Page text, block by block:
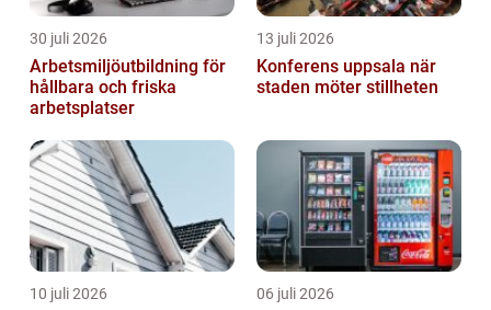
30 juli 2026
Arbetsmiljöutbildning för
hållbara och friska
arbetsplatser
13 juli 2026
Konferens uppsala när
staden möter stillheten
10 juli 2026 06 juli 2026